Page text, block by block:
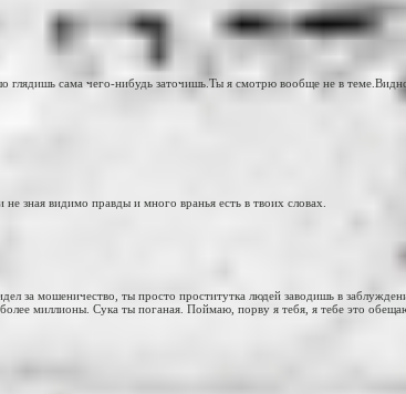
сама чего-нибудь заточишь.Ты я смотрю вообще не в
зная видимо правды и много вранья есть в твоих словах.
за мошеничество, ты просто проститутка людей заводишь в
миллионы. Сука ты поганая. Поймаю, порву я тебя, я тебе это